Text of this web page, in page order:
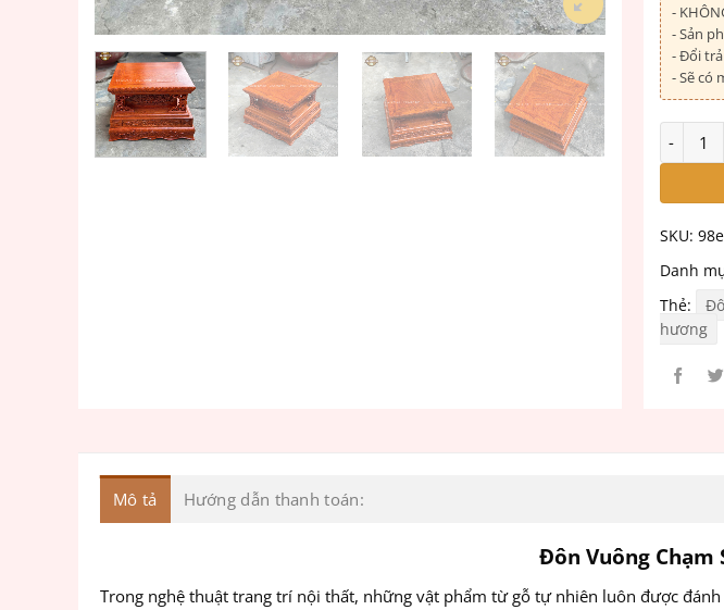
-
- Sản
- Đổi
- Sẽ có
SKU:
Danh
Thẻ:
hương
Mô tả Hướng dẫn thanh toán:
Đôn Vuông Chạm
Trong nghệ thuật trang trí nội thất, những vật phẩm từ gỗ tự nhiên luôn được